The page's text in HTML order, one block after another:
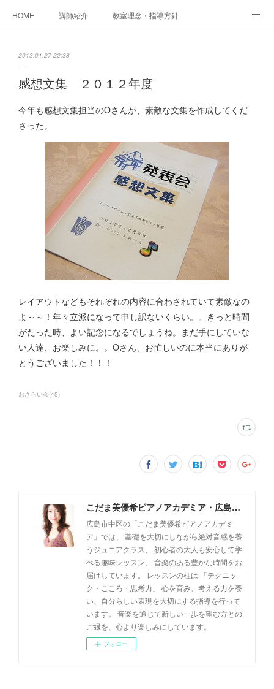
HOME 講師紹介 教室理念・指導方針
ご相談・体験レッスンお申し込み
アクセス 演奏スケジュール
2013.01.27 22:38
感想文集 ２０１２年度
今年も感想文集担当のOさんが、素敵な文集を作成してくだ
さった。
レイアウトなどもそれぞれの内容に合わされていて素敵なの
よ～～！年々立派になって申し訳ないくらい。。きっと時間
がたった時、よい記念になるでしょうね。まだ手にしていな
い人達、お楽しみに。。Oさん、お忙しいのに本当にありが
とうございました！！！
おさらい会(45)
こだま美優希ピアノアカデミア・広島市中区
広島市中区の「こだま美優希ピアノアカデミ
ア」では、 基礎を大切にしながら絶対音感を養
うジュニアクラス、 初心者の大人も安心して学
べる趣味レッスン、 音楽のある豊かな時間をお
届けしています。 レッスンの柱は 「テクニッ
ク・こころ・思考力」 心を育み、考える力を養
い、自分らしい表現を大切にする指導を行って
います。 音楽を通じて新しい一歩を望む方との
ご縁を、心より楽しみにしています。
フォロー